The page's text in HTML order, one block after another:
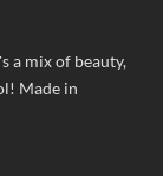
a mix of beauty,
Made in